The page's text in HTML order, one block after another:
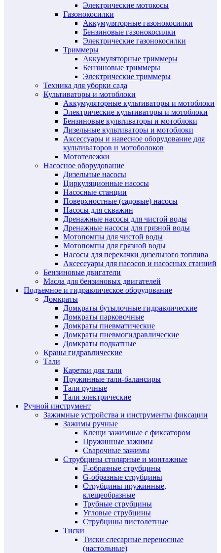
Электрические мотокосы
Газонокосилки
Аккумуляторные газонокосилки
Бензиновые газонокосилки
Электрические газонокосилки
Триммеры
Аккумуляторные триммеры
Бензиновые триммеры
Электрические триммеры
Техника для уборки сада
Культиваторы и мотоблоки
Аккумуляторные культиваторы и мотоблоки
Электрические культиваторы и мотоблоки
Бензиновые культиваторы и мотоблоки
Дизельные культиваторы и мотоблоки
Аксессуары и навесное оборудование для
культиваторов и мотоболоков
Мототележки
Насосное оборудование
Дизельные насосы
Циркуляционные насосы
Насосные станции
Поверхностные (садовые) насосы
Насосы для скважин
Дренажные насосы для чистой воды
Дренажные насосы для грязной воды
Мотопомпы для чистой воды
Мотопомпы для грязной воды
Насосы для перекачки дизельного топлива
Аксессуары для насосов и насосных станций
Бензиновые двигатели
Масла для бензиновых двигателей
Подъемное и гидравлическое оборудование
Домкраты
Домкраты бутылочные гидравлические
Домкраты парковочные
Домкраты пневматические
Домкраты пневмогидравлические
Домкраты подкатные
Краны гидравлические
Тали
Каретки для тали
Пружинные тали-балансиры
Тали ручные
Тали электрические
Ручной инструмент
Зажимные устройства и инструменты фиксации
Зажимы ручные
Клещи зажимные с фиксатором
Пружинные зажимы
Сварочные зажимы
Струбцины столярные и монтажные
F-образные струбцины
G-образные струбцины
Струбцины пружинные,
клещеобразные
Трубные струбцины
Угловые струбцины
Струбцины пистолетные
Тиски
Тиски слесарные переносные
(настольные)